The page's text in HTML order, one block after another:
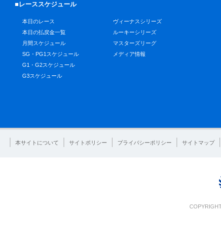
■レーススケジュール
本日のレース
本日の払戻金一覧
月間スケジュール
SG・PG1スケジュール
G1・G2スケジュール
G3スケジュール
ヴィーナスシリーズ
ルーキーシリーズ
マスターズリーグ
メディア情報
本サイトについて サイトポリシー プライバシーポリシー サイトマップ